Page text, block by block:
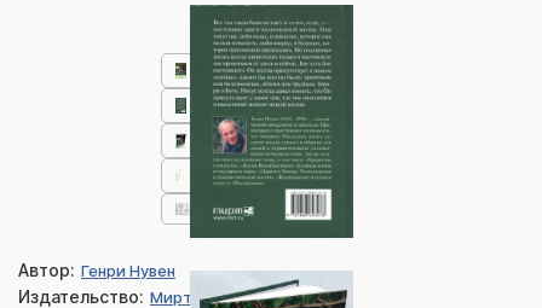
Автор: Генри Нувен
Издательство: Мирт